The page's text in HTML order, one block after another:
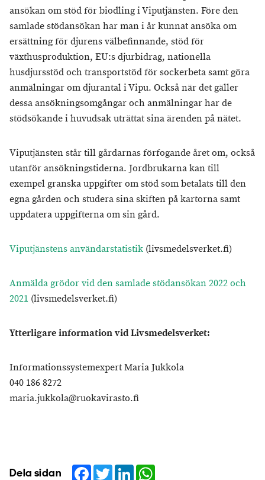
ansökan om stöd för biodling i Viputjänsten. Före den
samlade stödansökan har man i år kunnat ansöka om
ersättning för djurens välbefinnande, stöd för
växthusproduktion, EU:s djurbidrag, nationella
husdjursstöd och transportstöd för sockerbeta samt göra
anmälningar om djurantal i Vipu. Också när det gäller
dessa ansökningsomgångar och anmälningar har de
stödsökande i huvudsak uträttat sina ärenden på nätet.
Viputjänsten står till gårdarnas förfogande året om, också
utanför ansökningstiderna. Jordbrukarna kan till
exempel granska uppgifter om stöd som betalats till den
egna gården och studera sina skiften på kartorna samt
uppdatera uppgifterna om sin gård.
Viputjänstens användarstatistik (livsmedelsverket.fi)
Anmälda grödor vid den samlade stödansökan 2022 och
2021 (livsmedelsverket.fi)
Ytterligare information vid Livsmedelsverket:
Informationssystemexpert Maria Jukkola
040 186 8272
maria.jukkola@ruokavirasto.fi
Dela sidan Facebook
TwitterLinkedIn